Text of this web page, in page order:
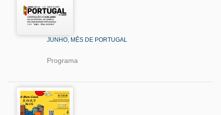
JUNHO, MÊS DE PORTUGAL
Programa